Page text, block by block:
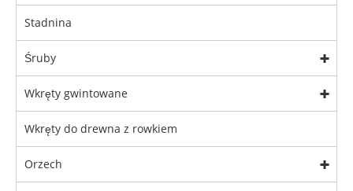
Stadnina
Śruby
Wkręty gwintowane
Wkręty do drewna z rowkiem
Orzech